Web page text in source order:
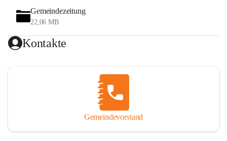
Gemeindezeitung
22,06 MB
Kontakte
Gemeindevorstand